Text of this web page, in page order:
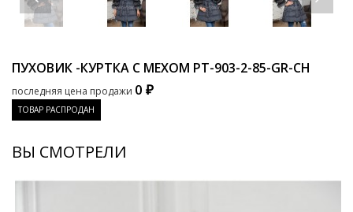
ПУХОВИК -КУРТКА С МЕХОМ PT-903-2-85-GR-CH
последняя цена продажи 0 ₽
ТОВАР РАСПРОДАН
ВЫ СМОТРЕЛИ